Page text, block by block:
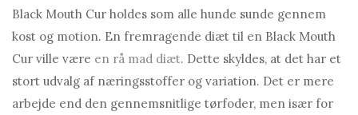
Black Mouth Cur holdes som alle hunde sunde gennem
kost og motion. En fremragende diæt til en Black Mouth
Cur ville være en rå mad diæt. Dette skyldes, at det har et
stort udvalg af næringsstoffer og variation. Det er mere
arbejde end den gennemsnitlige tørfoder, men især for